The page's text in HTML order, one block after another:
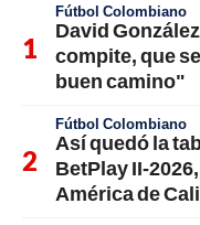
Fútbol Colombiano
David
compite, que
buen camino"
Fútbol Colombiano
Así quedó la
BetPlay II-
América de Cali